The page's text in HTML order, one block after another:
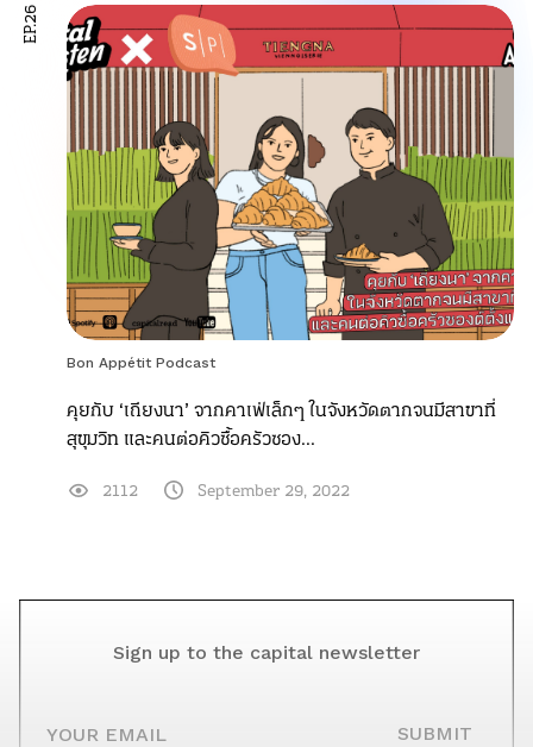
Bon Appétit Podcast
คุยกับ ‘เถียงนา’ จากคาเฟ่เล็กๆ ในจังหวัดตากจนมีสาขาที่
สุขุมวิท และคนต่อคิวซื้อครัวซอง...
EP.26
2112 September 29, 2022
Sign up to the capital newsletter
SUBMIT